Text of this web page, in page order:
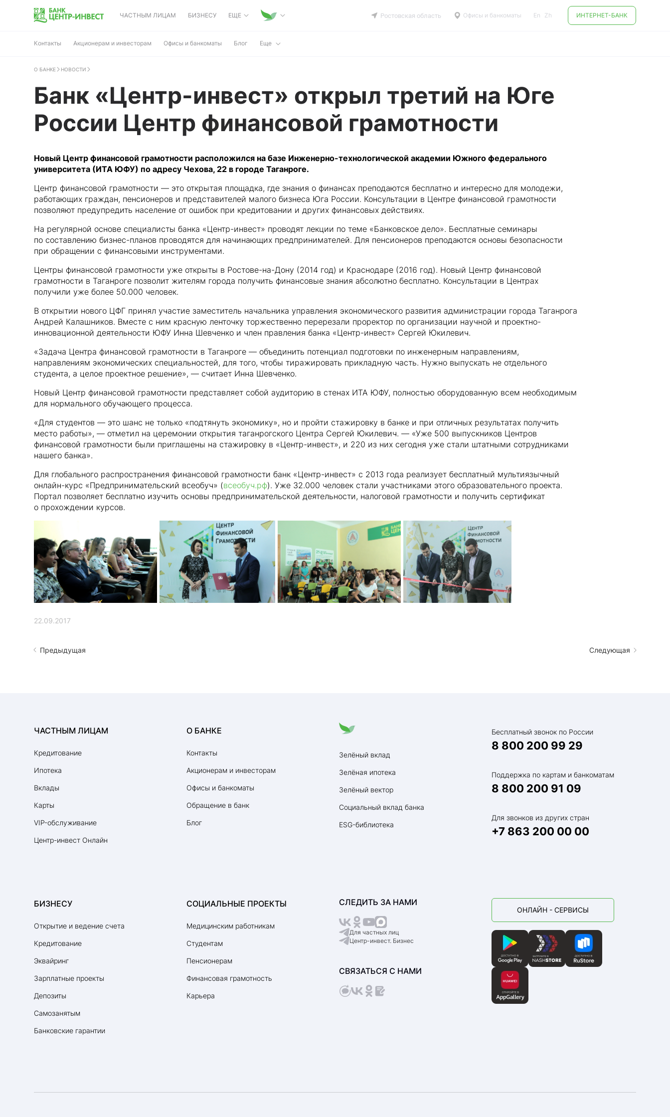
ЧАСТНЫМ ЛИЦАМ БИЗНЕСУ ЕЩЕ Ростовская область Офисы и банкоматы En Zh ИНТЕРНЕТ-БАНК
Контакты Акционерам и инвесторам Офисы и банкоматы Блог Еще
О БАНКЕ НОВОСТИ
Банк «Центр-инвест» открыл третий на Юге
России Центр финансовой грамотности
Новый Центр финансовой грамотности расположился на базе Инженерно-технологической академии Южного федерального
университета (ИТА ЮФУ) по адресу Чехова, 22 в городе Таганроге.
Центр финансовой грамотности — это открытая площадка, где знания о финансах преподаются бесплатно и интересно для молодежи,
работающих граждан, пенсионеров и представителей малого бизнеса Юга России. Консультации в Центре финансовой грамотности
позволяют предупредить население от ошибок при кредитовании и других финансовых действиях.
На регулярной основе специалисты банка «Центр-инвест» проводят лекции по теме «Банковское дело». Бесплатные семинары
по составлению бизнес-планов проводятся для начинающих предпринимателей. Для пенсионеров преподаются основы безопасности
при обращении с финансовыми инструментами.
Центры финансовой грамотности уже открыты в Ростове-на-Дону (2014 год) и Краснодаре (2016 год). Новый Центр финансовой
грамотности в Таганроге позволит жителям города получить финансовые знания абсолютно бесплатно. Консультации в Центрах
получили уже более 50.000 человек.
В открытии нового ЦФГ принял участие заместитель начальника управления экономического развития администрации города Таганрога
Андрей Калашников. Вместе с ним красную ленточку торжественно перерезали проректор по организации научной и проектно-
инновационной деятельности ЮФУ Инна Шевченко и член правления банка «Центр-инвест» Сергей Юкилевич.
«Задача Центра финансовой грамотности в Таганроге — объединить потенциал подготовки по инженерным направлениям,
направлениям экономических специальностей, для того, чтобы тиражировать прикладную часть. Нужно выпускать не отдельного
студента, а целое проектное решение», — считает Инна Шевченко.
Новый Центр финансовой грамотности представляет собой аудиторию в стенах ИТА ЮФУ, полностью оборудованную всем необходимым
для нормального обучающего процесса.
«Для студентов — это шанс не только «подтянуть экономику», но и пройти стажировку в банке и при отличных результатах получить
место работы», — отметил на церемонии открытия таганрогского Центра Сергей Юкилевич. — «Уже 500 выпускников Центров
финансовой грамотности были приглашены на стажировку в «Центр-инвест», и 220 из них сегодня уже стали штатными сотрудниками
нашего банка».
Для глобального распространения финансовой грамотности банк «Центр-инвест» с 2013 года реализует бесплатный мультиязычный
онлайн-курс «Предпринимательский всеобуч» (всеобуч.рф). Уже 32.000 человек стали участниками этого образовательного проекта.
Портал позволяет бесплатно изучить основы предпринимательской деятельности, налоговой грамотности и получить сертификат
о прохождении курсов.
22.09.2017
Предыдущая Следующая
ЧАСТНЫМ ЛИЦАМ
Кредитование
Ипотека
Вклады
Карты
VIP-обслуживание
Центр-инвест Онлайн
БИЗНЕСУ
Открытие и ведение счета
Кредитование
Эквайринг
Зарплатные проекты
Депозиты
Самозанятым
Банковские гарантии
О БАНКЕ
Контакты
Акционерам и инвесторам
Офисы и банкоматы
Обращение в банк
Блог
СОЦИАЛЬНЫЕ ПРОЕКТЫ
Медицинским работникам
Студентам
Пенсионерам
Финансовая грамотность
Карьера
Зелёный вклад
Зелёная ипотека
Зелёный вектор
Социальный вклад банка
ESG-библиотека
СЛЕДИТЬ ЗА НАМИ
Для частных лиц
Центр-инвест. Бизнес
СВЯЗАТЬСЯ С НАМИ
Бесплатный звонок по России
8 800 200 99 29
Поддержка по картам и банкоматам
8 800 200 91 09
Для звонков из других стран
+7 863 200 00 00
ОНЛАЙН - СЕРВИСЫ